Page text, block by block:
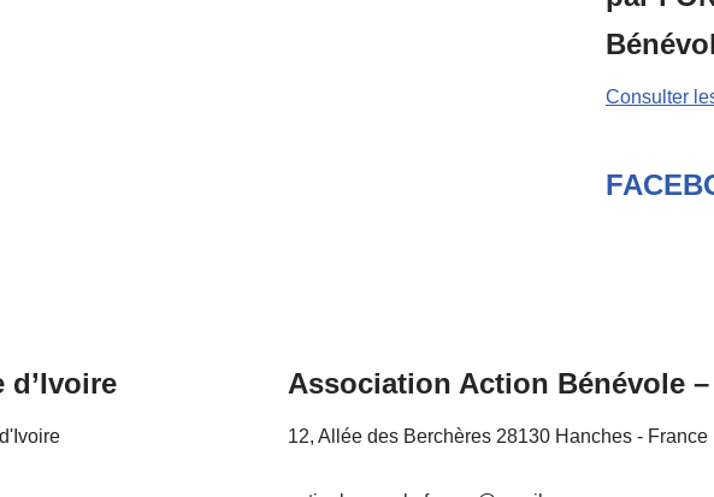
Consulter
d’Ivoire Association Action Bénévole
12, Allée des Berchères 28130 Hanches - France